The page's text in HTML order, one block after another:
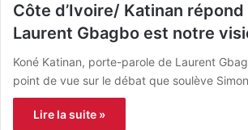
Côte d’Ivoire/ Katinan répond
Laurent Gbagbo est notre
Koné Katinan, porte-parole de Laurent
point de vue sur le débat que soulève
Lire la suite »